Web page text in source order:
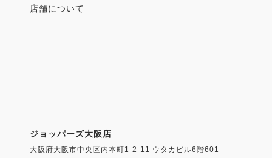
店舗について
ジョッパーズ大阪店
大阪府大阪市中央区内本町1-2-11 ウタカビル6階601